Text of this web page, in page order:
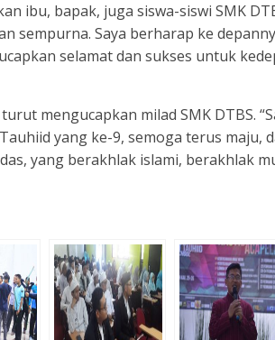
ibu, bapak, juga siswa-siswi SMK
sempurna. Saya berharap ke
selamat dan sukses untuk
mengucapkan milad SMK DTBS.
yang ke-9, semoga terus maju,
yang berakhlak islami, berakhlak